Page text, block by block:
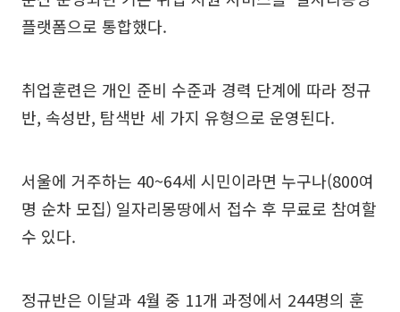
플랫폼으로 통합했다.
취업훈련은 개인 준비 수준과 경력 단계에 따라 정규
반, 속성반, 탐색반 세 가지 유형으로 운영된다.
서울에 거주하는 40~64세 시민이라면 누구나(800여
명 순차 모집) 일자리몽땅에서 접수 후 무료로 참여할
수 있다.
정규반은 이달과 4월 중 11개 과정에서 244명의 훈